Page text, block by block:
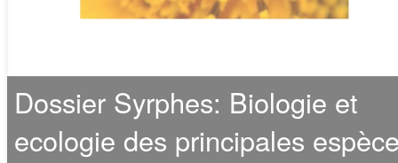
Dossier Syrphes: Biologie et
ecologie des principales